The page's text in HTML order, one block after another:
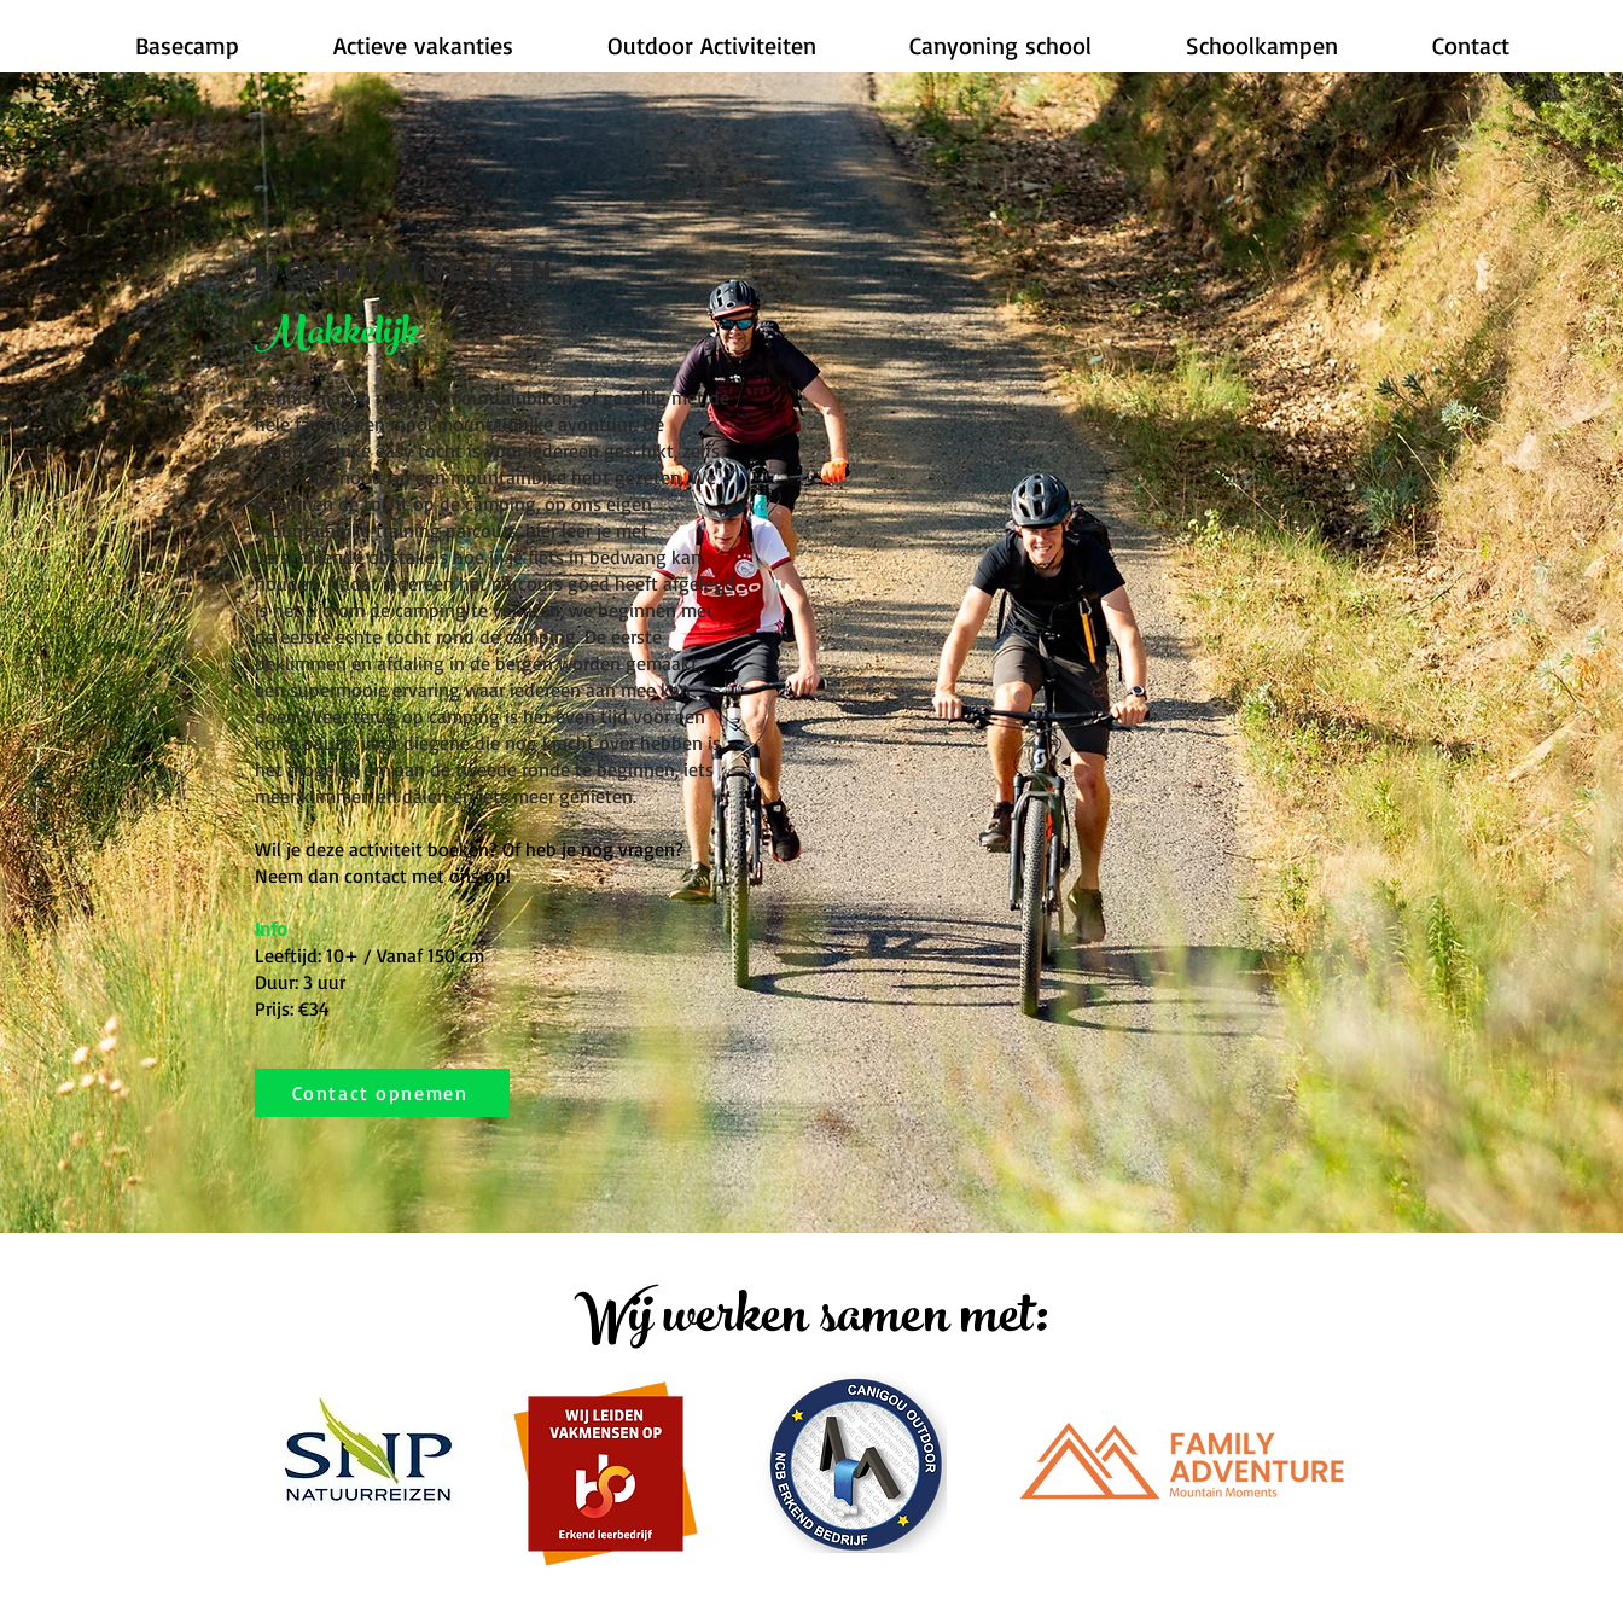
Basecamp Actieve vakanties Outdoor Activiteiten Canyoning school Schoolkampen Contact
Mountainbiken
Makkelijk
Kennis maken met het mountainbiken, of gezellig met de
hele familie een mooi mountainbike avontuur. De
mountainbike easy tocht is voor iedereen geschikt, zelfs
als je nog nooit op een mountainbike hebt gezeten. We
beginnen de tocht op de camping, op ons eigen
mountainbike training parcours, hier leer je met
verschillende obstakels hoe jij je fiets in bedwang kan
houden. Nadat iedereen het parcours goed heeft afgelegd
is het tijd om de camping te verlaten, we beginnen met
de eerste echte tocht rond de camping. De eerste
beklimmen en afdaling in de bergen worden gemaakt,
een supermooie ervaring waar iedereen aan mee kan
doen. Weer terug op camping is het even tijd voor een
korte pauze, voor diegene die nog kracht over hebben is
het mogelijk om aan de tweede ronde te beginnen, iets
meer klimmen en dalen en iets meer genieten.
Wil je deze activiteit boeken? Of heb je nog vragen?
Neem dan contact met ons op!
Info
Leeftijd: 10+ / Vanaf 150 cm
Duur: 3 uur
Prijs: €34
Contact opnemen
Wij werken samen met: